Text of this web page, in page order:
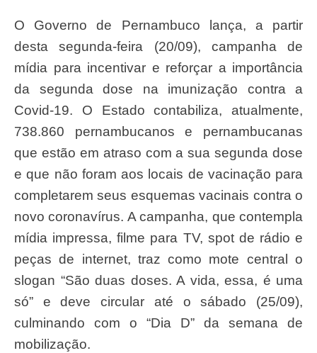
O Governo de Pernambuco lança, a partir
desta segunda-feira (20/09), campanha de
mídia para incentivar e reforçar a importância
da segunda dose na imunização contra a
Covid-19. O Estado contabiliza, atualmente,
738.860 pernambucanos e pernambucanas
que estão em atraso com a sua segunda dose
e que não foram aos locais de vacinação para
completarem seus esquemas vacinais contra o
novo coronavírus. A campanha, que contempla
mídia impressa, filme para TV, spot de rádio e
peças de internet, traz como mote central o
slogan “São duas doses. A vida, essa, é uma
só” e deve circular até o sábado (25/09),
culminando com o “Dia D” da semana de
mobilização.